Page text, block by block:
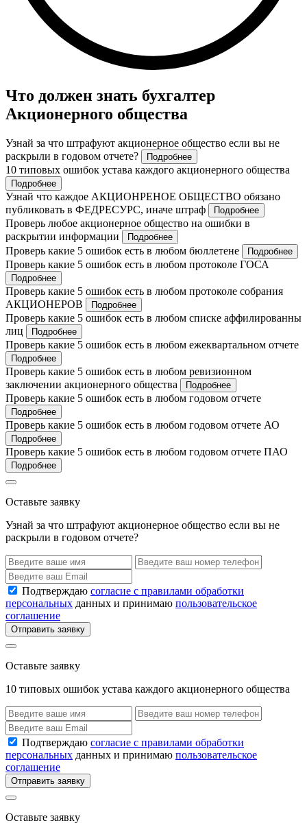
Что должен знать бухгалтер
Акционерного общества
Узнай за что штрафуют акционерное общество если вы не
раскрыли в годовом отчете?
Подробнее
10 типовых ошибок устава каждого акционерного общества
Подробнее
Узнай что каждое АКЦИОНРЕНОЕ ОБЩЕСТВО обязано
публиковать в ФЕДРЕСУРС, иначе штраф
Подробнее
Проверь любое акционерное общество на ошибки в
раскрытии информации
Подробнее
Проверь какие 5 ошибок есть в любом бюллетене Подробнее
Проверь какие 5 ошибок есть в любом протоколе ГОСА
Подробнее
Проверь какие 5 ошибок есть в любом протоколе собрания
АКЦИОНЕРОВ
Подробнее
Проверь какие 5 ошибок есть в любом списке аффилированны
лиц
Подробнее
Проверь какие 5 ошибок есть в любом ежеквартальном отчете
Подробнее
Проверь какие 5 ошибок есть в любом ревизионном
заключении акционерного общества
Подробнее
Проверь какие 5 ошибок есть в любом годовом отчете
Подробнее
Проверь какие 5 ошибок есть в любом годовом отчете АО
Подробнее
Проверь какие 5 ошибок есть в любом годовом отчете ПАО
Подробнее
Оставьте заявку
Узнай за что штрафуют акционерное общество если вы не
раскрыли в годовом отчете?
Подтверждаю согласие с правилами обработки
персональных данных и принимаю пользовательское
соглашение
Отправить заявку
Оставьте заявку
10 типовых ошибок устава каждого акционерного общества
Подтверждаю согласие с правилами обработки
персональных данных и принимаю пользовательское
соглашение
Отправить заявку
Оставьте заявку